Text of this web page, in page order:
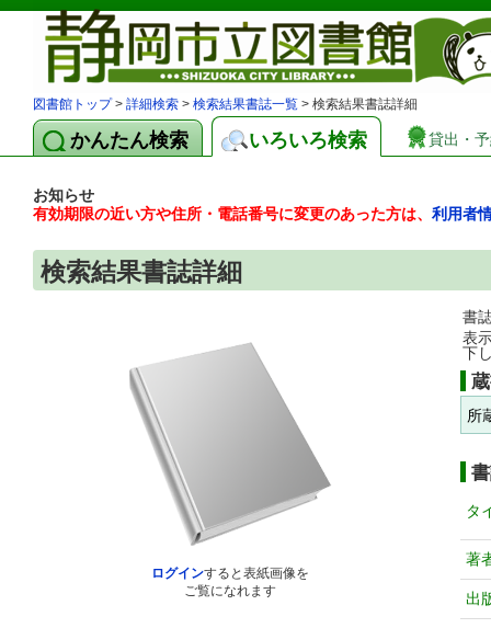
図書館トップ> 詳細検索 > 検索結果書誌一覧 > 検索結果書誌詳細
かんたん検索 いろいろ検索 貸出・
お知らせ
有効期限の近い方や住所・電話番号に変更のあった方は、 利用者
検索結果書誌詳細
ログインすると表紙画像を
ご覧になれます
書
表
下
所
タ
著
出